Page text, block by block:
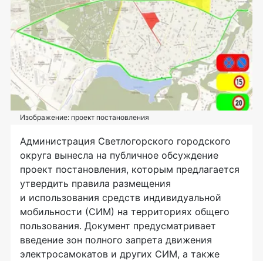
Изображение: проект постановления
Администрация Светлогорского городского
округа вынесла на публичное обсуждение
проект постановления, которым предлагается
утвердить правила размещения
и использования средств индивидуальной
мобильности (СИМ) на территориях общего
пользования. Документ предусматривает
введение зон полного запрета движения
электросамокатов и других СИМ, а также